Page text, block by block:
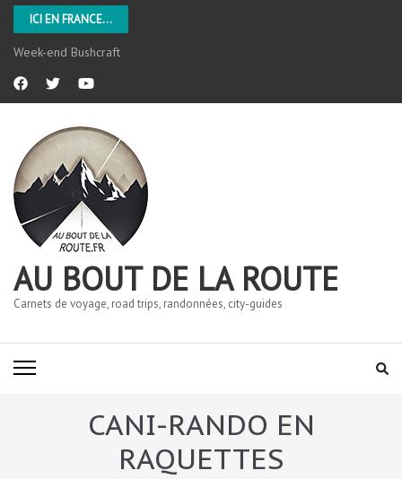
ICI EN FRANCE...
L’Aveyron
AU BOUT DE LA ROUTE
Carnets de voyage, road trips, randonnées, city-guides
CANI-RANDO EN
RAQUETTES